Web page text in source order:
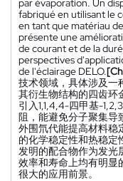
par évaporation. Un
fabriqué en utilisant le
en tant que matériau
présente une
de courant et de la
perspectives
de l'éclairage DELO.
技术领域，具体涉及一
其衍生物结构的四齿环
引入1,1,4,4-四甲基-
阻，能避免分子聚集导
外围氘代能提高材料稳
的化学稳定性和热稳定
发明的配合物作为发光
效率和寿命上均有明显
很大的应用前景。